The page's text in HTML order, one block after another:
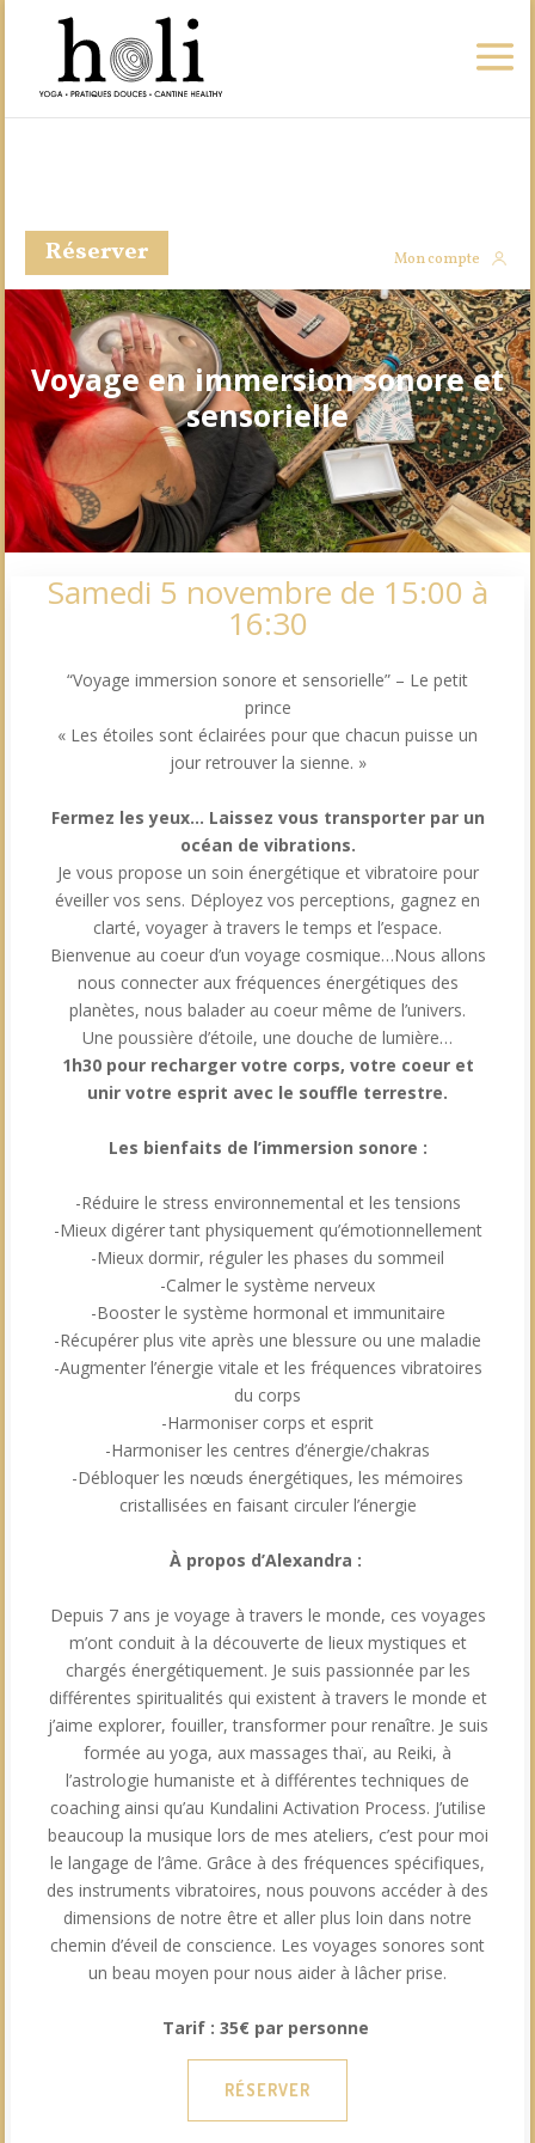
Réserver Mon compte
Voyage en immersion sonore et
sensorielle
Samedi 5 novembre de 15:00 à
16:30
“Voyage immersion sonore et sensorielle” – Le petit
prince
« Les étoiles sont éclairées pour que chacun puisse un
jour retrouver la sienne. »
Fermez les yeux… Laissez vous transporter par un
océan de vibrations.
Je vous propose un soin énergétique et vibratoire pour
éveiller vos sens. Déployez vos perceptions, gagnez en
clarté, voyager à travers le temps et l’espace.
Bienvenue au coeur d’un voyage cosmique…Nous allons
nous connecter aux fréquences énergétiques des
planètes, nous balader au coeur même de l’univers.
Une poussière d’étoile, une douche de lumière…
1h30 pour recharger votre corps, votre coeur et
unir votre esprit avec le souffle terrestre.
Les bienfaits de l’immersion sonore :
-Réduire le stress environnemental et les tensions
-Mieux digérer tant physiquement qu’émotionnellement
-Mieux dormir, réguler les phases du sommeil
-Calmer le système nerveux
-Booster le système hormonal et immunitaire
-Récupérer plus vite après une blessure ou une maladie
-Augmenter l’énergie vitale et les fréquences vibratoires
du corps
-Harmoniser corps et esprit
-Harmoniser les centres d’énergie/chakras
-Débloquer les nœuds énergétiques, les mémoires
cristallisées en faisant circuler l’énergie
À propos d’Alexandra :
Depuis 7 ans je voyage à travers le monde, ces voyages
m’ont conduit à la découverte de lieux mystiques et
chargés énergétiquement.​ Je suis passionnée par les
différentes spiritualités qui existent à travers le monde et
j’aime explorer, fouiller, transformer pour renaître.​ Je suis
formée au yoga, aux massages thaï, au Reiki, à
l’astrologie humaniste et à différentes techniques de
coaching ainsi qu’au Kundalini Activation Process. J’utilise
beaucoup la musique lors de mes ateliers, c’est pour moi
le langage de l’âme. Grâce à des fréquences spécifiques,
des instruments vibratoires, nous pouvons accéder à des
dimensions de notre être et aller plus loin dans notre
chemin d’éveil de conscience. Les voyages sonores sont
un beau moyen pour nous aider à lâcher prise.
Tarif : 35€ par personne
RÉSERVER